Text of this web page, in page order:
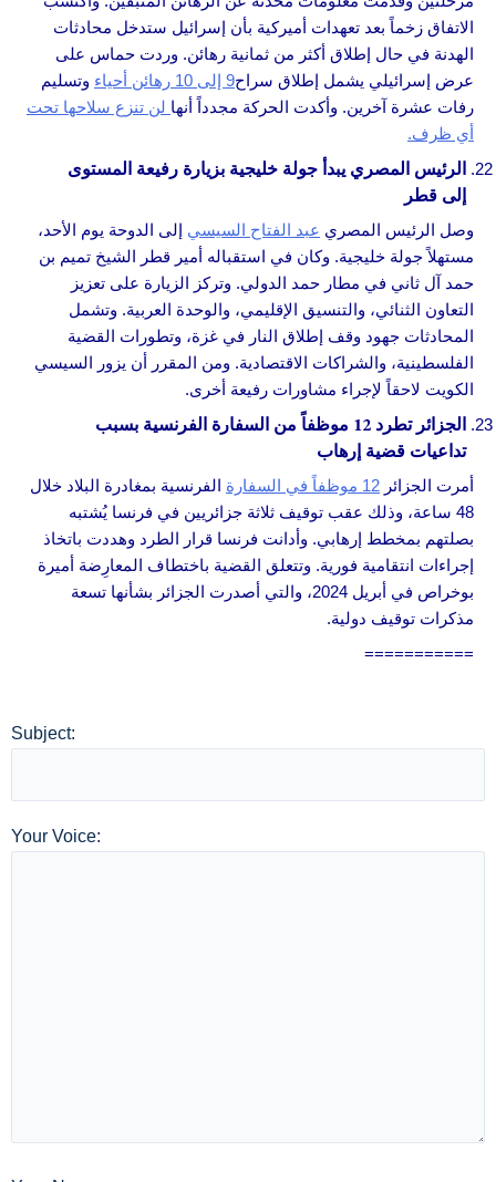
الاتفاق زخماً بعد تعهدات أميركية بأن إسرائيل ستدخل محادثات
الهدنة في حال إطلاق أكثر من ثمانية رهائن. وردت حماس على
عرض إسرائيلي يشمل إطلاق سراح9 إلى 10 رهائن أحياء
وتسليم
رفات عشرة آخرين. وأكدت الحركة مجدداً أنها لن تنزع سلاحها تحت
أي ظرف.
الرئيس المصري يبدأ جولة خليجية بزيارة رفيعة المستوى
إلى قطر
وصل الرئيس المصري عبد الفتاح السيسي إلى الدوحة يوم الأحد،
مستهلاً جولة خليجية. وكان في استقباله أمير قطر الشيخ تميم بن
حمد آل ثاني في مطار حمد الدولي. وتركز الزيارة على تعزيز
التعاون الثنائي، والتنسيق الإقليمي، والوحدة العربية. وتشمل
المحادثات جهود وقف إطلاق النار في غزة، وتطورات القضية
الفلسطينية، والشراكات الاقتصادية. ومن المقرر أن يزور السيسي
الكويت لاحقاً لإجراء مشاورات رفيعة أخرى.
الجزائر تطرد 12 موظفاً من السفارة الفرنسية بسبب
تداعيات قضية إرهاب
أمرت الجزائر 12 موظفاً في السفارة
الفرنسية بمغادرة البلاد خلال
48 ساعة، وذلك عقب توقيف ثلاثة جزائريين في فرنسا يُشتبه
بصلتهم بمخطط إرهابي. وأدانت فرنسا قرار الطرد وهددت باتخاذ
إجراءات انتقامية فورية. وتتعلق القضية باختطاف المعارِضة أميرة
بوخراص في أبريل 2024، والتي أصدرت الجزائر بشأنها تسعة
مذكرات توقيف دولية.
===========
Subject:
Your Voice: